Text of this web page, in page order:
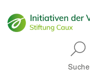
Suche